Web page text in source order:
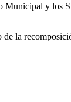
y los
la